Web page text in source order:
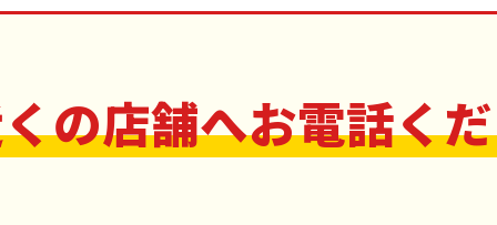
の店舗へお電話く